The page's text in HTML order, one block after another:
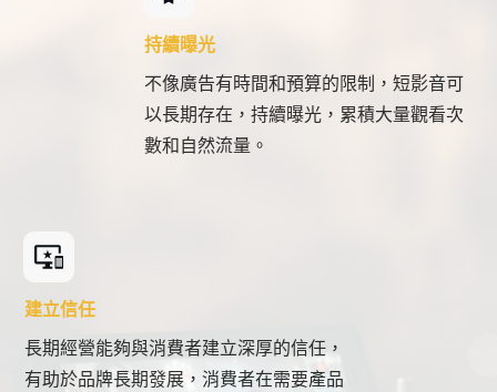
持續曝光
不像廣告有時間和預算的限制，短影音可
以長期存在，持續曝光，累積大量觀看次
數和自然流量。
建立信任
長期經營能夠與消費者建立深厚的信任，
有助於品牌長期發展，消費者在需要產品